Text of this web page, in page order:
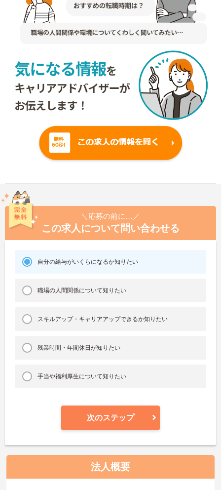
＼応募の前に…／
この求人について問い合わせる
自分の給与がいくらになるか知りたい
職場の人間関係について知りたい
スキルアップ・キャリアアップできるか知りたい
残業時間・年間休日が知りたい
手当や福利厚生について知りたい
次のステップ
法人概要